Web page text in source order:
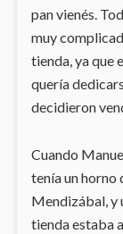
pan vienés.
muy
tienda, ya que
quería
decidieron
Cuando
tenía un horno
Mendizábal, y
tienda estaba